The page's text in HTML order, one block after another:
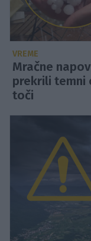
VREME
Mračne
prekrili temni
toči